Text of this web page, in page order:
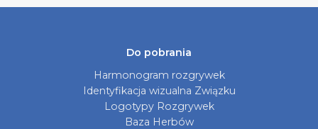
Do pobrania
Harmonogram rozgrywek
Identyfikacja wizualna Związku
Logotypy Rozgrywek
Baza Herbów